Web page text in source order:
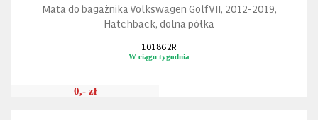
Mata do bagażnika Volkswagen Golf VII, 2012-2019,
Hatchback, dolna półka
101862R
W ciągu tygodnia
0,- zł